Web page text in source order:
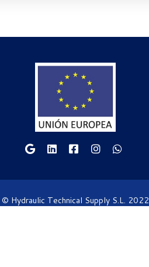
© Hydraulic Technical Supply S.L. 2022